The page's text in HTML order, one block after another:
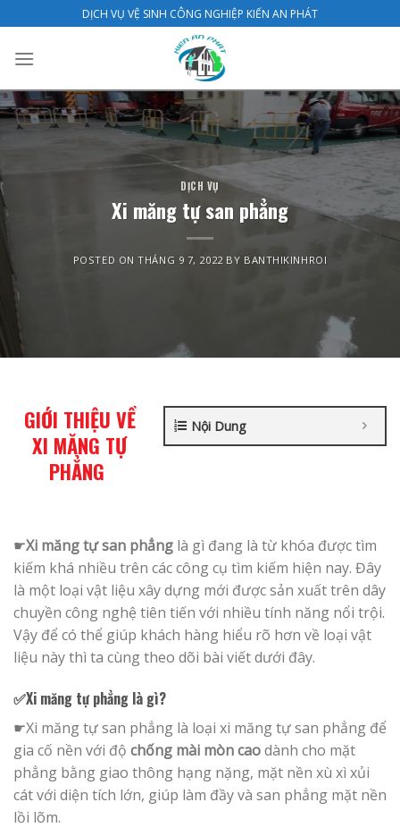
to
content
DỊCH VỤ VỆ SINH CÔNG NGHIỆP KIẾN AN PHÁT
DỊCH VỤ
Xi măng tự san phẳng
POSTED ONTHÁNG 9 7, 2022 BY BANTHIKINHROI
Nội Dung
GIỚI THIỆU VỀ
XI MĂNG TỰ
PHẲNG
☛Xi măng tự san phẳng là gì đang là từ khóa được tìm
kiếm khá nhiều trên các công cụ tìm kiếm hiện nay. Đây
là một loại vật liệu xây dựng mới được sản xuất trên dây
chuyền công nghệ tiên tiến với nhiều tính năng nổi trội.
Vậy để có thể giúp khách hàng hiểu rõ hơn về loại vật
liệu này thì ta cùng theo dõi bài viết dưới đây.
✅Xi măng tự phẳng là gì?
☛Xi măng tự san phẳng là loại xi măng tự san phẳng để
gia cố nền với độ chống mài mòn caodành cho mặt
phẳng bằng giao thông hạng nặng, mặt nền xù xì xủi
cát với diện tích lớn, giúp làm đầy và san phẳng mặt nền
lồi lõm.